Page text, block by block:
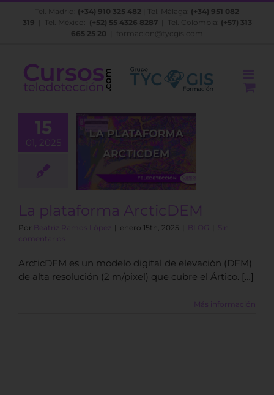
Saltar
Tel. Madrid: (+34) 910 325 482 | Tel. Málaga: (+34) 951 082
319 | Tel. México: (+52) 55 4326 8287| Tel. Colombia: (+57) 313
665 25 20
formacion@tycgis.com
15
01, 2025
La plataforma ArcticDEM
Por Beatriz Ramos López | enero 15th, 2025 | BLOG | Sin
comentarios
ArcticDEM es un modelo digital de elevación (DEM)
de alta resolución (2 m/pixel) que cubre el Ártico. […]
Más información